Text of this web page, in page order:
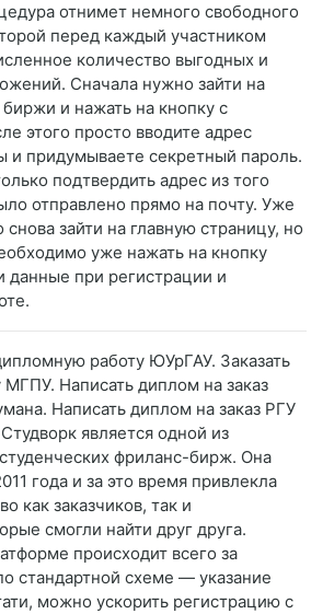
отнимет немного свободного
перед каждый участником
количество выгодных и
Сначала нужно зайти на
и нажать на кнопку с
этого просто вводите адрес
и придумываете секретный пароль.
подтвердить адрес из того
отправлено прямо на почту. Уже
зайти на главную страницу, но
уже нажать на кнопку
данные при регистрации и
работу ЮУрГАУ. Заказать
Написать диплом на заказ
Написать диплом на заказ РГУ
является одной из
фриланс-бирж. Она
года и за это время привлекла
как заказчиков, так и
смогли найти друг друга.
происходит всего за
стандартной схеме — указание
можно ускорить регистрацию с